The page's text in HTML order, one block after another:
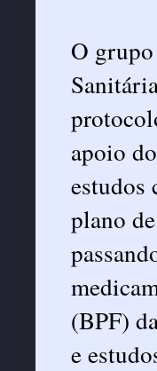
O
apoio
estudos
plano
(BPF)
e